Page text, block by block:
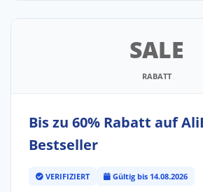
SALE
RABATT
Bis zu 60% Rabatt auf
Bestseller
VERIFIZIERT Gültig bis 14.08.2026